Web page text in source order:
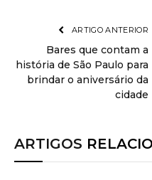
ARTIGO ANTERIOR
Bares que contam a
história de São Paulo para
brindar o aniversário da
cidade
ARTIGOS